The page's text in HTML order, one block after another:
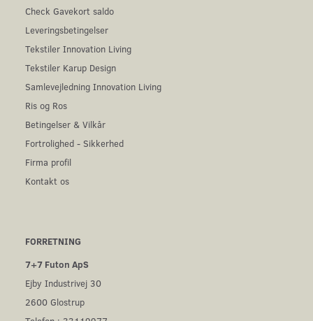
Check Gavekort saldo
Leveringsbetingelser
Tekstiler Innovation Living
Tekstiler Karup Design
Samlevejledning Innovation Living
Ris og Ros
Betingelser & Vilkår
Fortrolighed - Sikkerhed
Firma profil
Kontakt os
FORRETNING
7+7 Futon ApS
Ejby Industrivej 30
2600 Glostrup